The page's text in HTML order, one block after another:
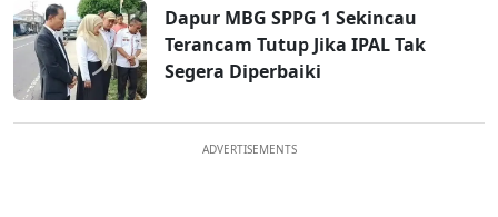
Dapur MBG SPPG 1 Sekincau
Terancam Tutup Jika IPAL Tak
Segera Diperbaiki
ADVERTISEMENTS